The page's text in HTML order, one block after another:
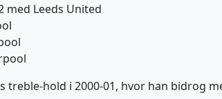
med Leeds United
treble-hold i 2000-01, hvor han bidrog